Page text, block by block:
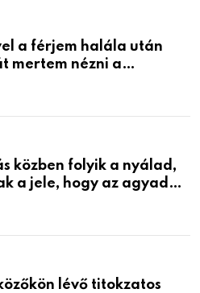
a férjem halála után
mertem nézni a
közben folyik a nyálad,
a jele, hogy az agyad…
lévő titokzatos